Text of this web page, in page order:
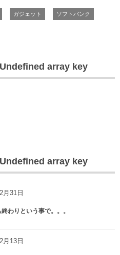
ガジェット ソフトバンク
array key
array key
月31日
わりという事で。。。
月13日